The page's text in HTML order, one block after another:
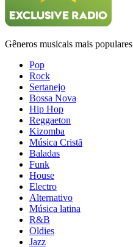
Gêneros musicais mais populares
Pop
Rock
Sertanejo
Bossa Nova
Hip Hop
Reggaeton
Kizomba
Música Cristã
Baladas
Funk
House
Electro
Alternativo
Música latina
R&B
Oldies
Jazz